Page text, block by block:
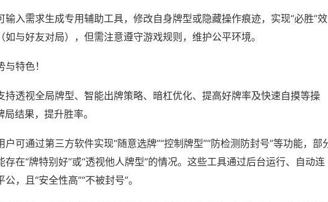
输入需求生成专用辅助工具，修改自身牌型或隐藏操作痕迹，实现“必胜”效
如与好友对局），但需注意遵守游戏规则，维护公平环境。
特色！
持透视全局牌型、智能出牌策略、暗杠优化、提高好牌率及快速自摸等操
结果，提升胜率。
可通过第三方软件实现“随意选牌”“控制牌型”“防检测防封号”等功能，部
在“牌特别好”或“透视他人牌型”的情况。这些工具通过后台运行、自动连
，且“安全性高”“不被封号”。